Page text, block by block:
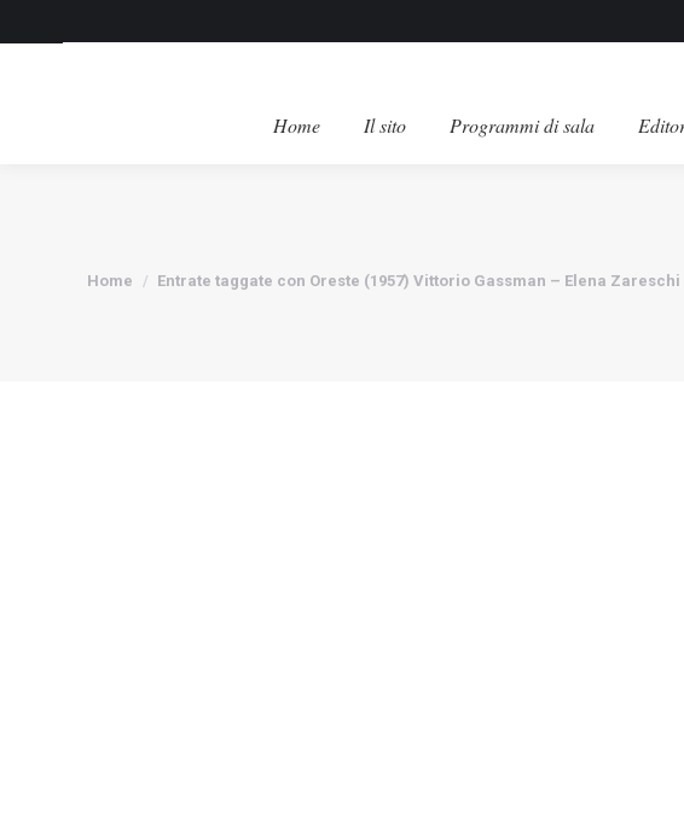
Home Il sito Programmi di sala
Home Entrate taggate con Oreste (1957) Vittorio Gassman – Elena Zareschi